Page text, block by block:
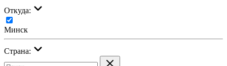
Откуда:
Минск
Страна: